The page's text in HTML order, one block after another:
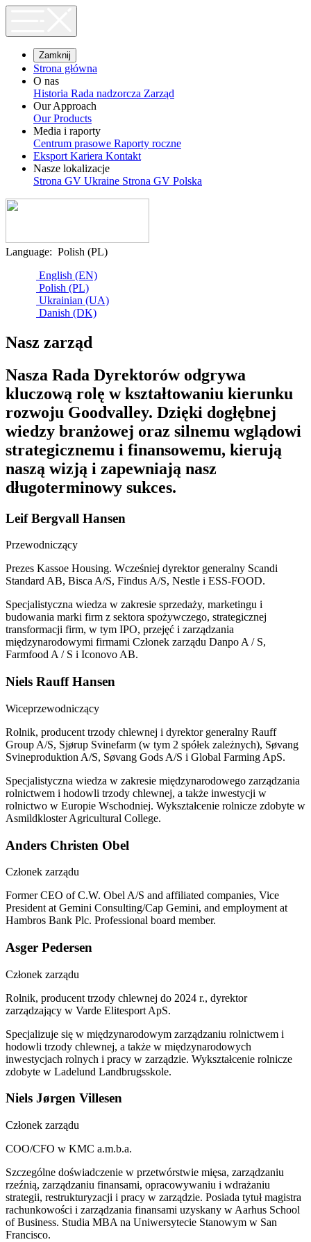
Zamknij
Strona główna
O nas
Historia Rada nadzorcza Zarząd
Our Approach
Our Products
Media i raporty
Centrum prasowe Raporty roczne
Eksport Kariera Kontakt
Nasze lokalizacje
Strona GV Ukraine Strona GV Polska
Language: Polish (PL)
English (EN)
Polish (PL)
Ukrainian (UA)
Danish (DK)
Nasz zarząd
Nasza Rada Dyrektorów odgrywa
kluczową rolę w kształtowaniu kierunku
rozwoju Goodvalley. Dzięki dogłębnej
wiedzy branżowej oraz silnemu wglądowi
strategicznemu i finansowemu, kierują
naszą wizją i zapewniają nasz
długoterminowy sukces.
Leif Bergvall Hansen
Przewodniczący
Prezes Kassoe Housing. Wcześniej dyrektor generalny Scandi
Standard AB, Bisca A/S, Findus A/S, Nestle i ESS-FOOD.
Specjalistyczna wiedza w zakresie sprzedaży, marketingu i
budowania marki firm z sektora spożywczego, strategicznej
transformacji firm, w tym IPO, przejęć i zarządzania
międzynarodowymi firmami Członek zarządu Danpo A / S,
Farmfood A / S i Iconovo AB.
Niels Rauff Hansen
Wiceprzewodniczący
Rolnik, producent trzody chlewnej i dyrektor generalny Rauff
Group A/S, Sjørup Svinefarm (w tym 2 spółek zależnych), Søvang
Svineproduktion A/S, Søvang Gods A/S i Global Farming ApS.
Specjalistyczna wiedza w zakresie międzynarodowego zarządzania
rolnictwem i hodowli trzody chlewnej, a także inwestycji w
rolnictwo w Europie Wschodniej. Wykształcenie rolnicze zdobyte w
Asmildkloster Agricultural College.
Anders Christen Obel
Członek zarządu
Former CEO of C.W. Obel A/S and affiliated companies, Vice
President at Gemini Consulting/Cap Gemini, and employment at
Hambros Bank Plc. Professional board member.
Asger Pedersen
Członek zarządu
Rolnik, producent trzody chlewnej do 2024 r., dyrektor
zarządzający w Varde Elitesport ApS.
Specjalizuje się w międzynarodowym zarządzaniu rolnictwem i
hodowli trzody chlewnej, a także w międzynarodowych
inwestycjach rolnych i pracy w zarządzie. Wykształcenie rolnicze
zdobyte w Ladelund Landbrugsskole.
Niels Jørgen Villesen
Członek zarządu
COO/CFO w KMC a.m.b.a.
Szczególne doświadczenie w przetwórstwie mięsa, zarządzaniu
rzeźnią, zarządzaniu finansami, opracowywaniu i wdrażaniu
strategii, restrukturyzacji i pracy w zarządzie. Posiada tytuł magistra
rachunkowości i zarządzania finansami uzyskany w Aarhus School
of Business. Studia MBA na Uniwersytecie Stanowym w San
Francisco.